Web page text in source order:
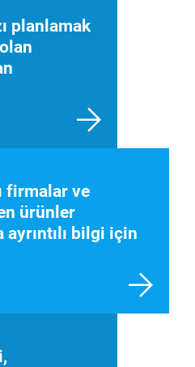
planlamak
firmalar ve
ürünler
ayrıntılı bilgi için